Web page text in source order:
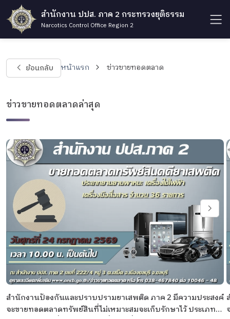
สำนักงาน ปปส. ภาค 2 กระทรวงยุติธรรม
Narcotics Control Office Region 2
ย้อนกลับ หน้าแรก ข่าวขายทอดตลาด
ข่าวขายทอดตลาดล่าสุด
สำนักงานป้องกันและปราบปรามยาเสพติด ภาค 2 มีความประสงค์
จะขายทอดตลาดทรัพย์สินที่ไม่เหมาะสมจะเก็บรักษาไว้ ประเภท